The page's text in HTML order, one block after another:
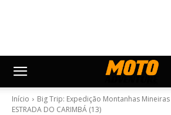
Início Big Trip: Expedição Montanhas
ESTRADA DO CARIMBÁ (13)